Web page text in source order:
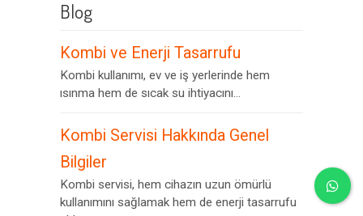
Blog
Kombi ve Enerji Tasarrufu
Kombi kullanımı, ev ve iş yerlerinde hem
ısınma hem de sıcak su ihtiyacını...
Kombi Servisi Hakkında Genel
Bilgiler
Kombi servisi, hem cihazın uzun ömürlü
kullanımını sağlamak hem de enerji tasarrufu